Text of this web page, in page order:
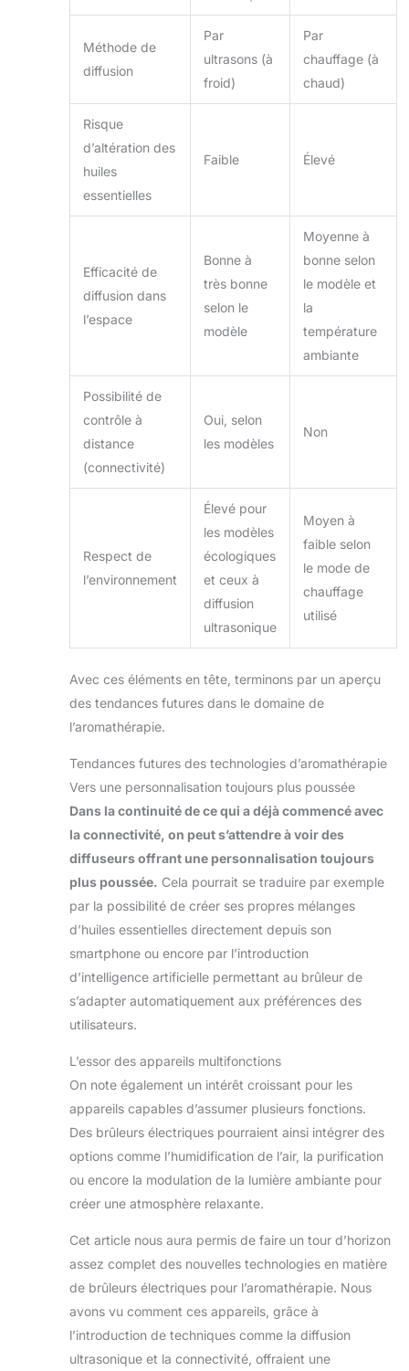
Méthode de
diffusion
Par
ultrasons (à
froid)
Par
chauffage (à
chaud)
Risque
d’altération des
huiles
essentielles
Faible Élevé
Efficacité de
diffusion dans
l’espace
Bonne à
très bonne
selon le
modèle
Moyenne à
bonne selon
le modèle et
la
température
ambiante
Possibilité de
contrôle à
distance
(connectivité)
Oui, selon
les modèles
Non
Respect de
l’environnement
Élevé pour
les modèles
écologiques
et ceux à
diffusion
ultrasonique
Moyen à
faible selon
le mode de
chauffage
utilisé
Avec ces éléments en tête, terminons par un aperçu
des tendances futures dans le domaine de
l’aromathérapie.
Tendances futures des technologies d’aromathérapie
Vers une personnalisation toujours plus poussée
Dans la continuité de ce qui a déjà commencé avec
la connectivité, on peut s’attendre à voir des
diffuseurs offrant une personnalisation toujours
plus poussée. Cela pourrait se traduire par exemple
par la possibilité de créer ses propres mélanges
d’huiles essentielles directement depuis son
smartphone ou encore par l’introduction
d’intelligence artificielle permettant au brûleur de
s’adapter automatiquement aux préférences des
utilisateurs.
L’essor des appareils multifonctions
On note également un intérêt croissant pour les
appareils capables d’assumer plusieurs fonctions.
Des brûleurs électriques pourraient ainsi intégrer des
options comme l’humidification de l’air, la purification
ou encore la modulation de la lumière ambiante pour
créer une atmosphère relaxante.
Cet article nous aura permis de faire un tour d’horizon
assez complet des nouvelles technologies en matière
de brûleurs électriques pour l’aromathérapie. Nous
avons vu comment ces appareils, grâce à
l’introduction de techniques comme la diffusion
ultrasonique et la connectivité, offraient une